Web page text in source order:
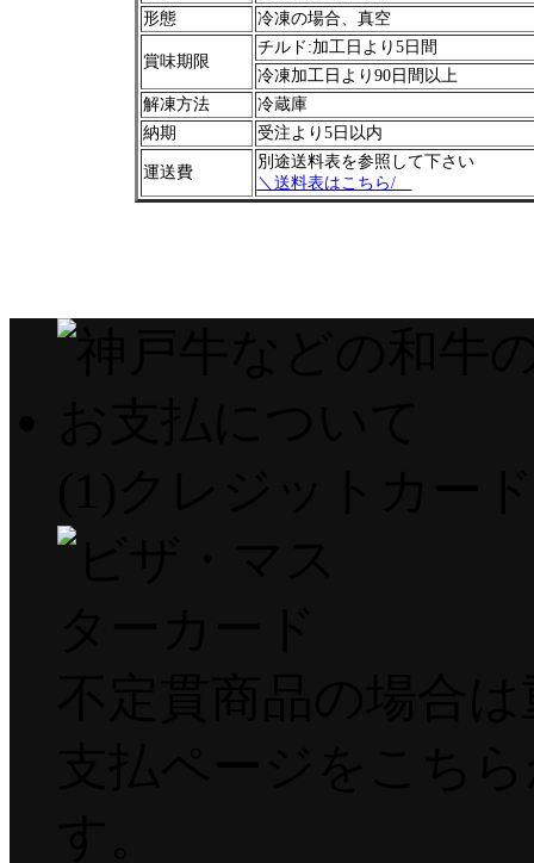
形態
冷凍の場合、真空
賞味期限
チルド:加工日より5日間
冷凍加工日より90日間以上
解凍方法
冷蔵庫
納期
受注より5日以内
運送費
別途送料表を参照して下さい
＼送料表はこちら/